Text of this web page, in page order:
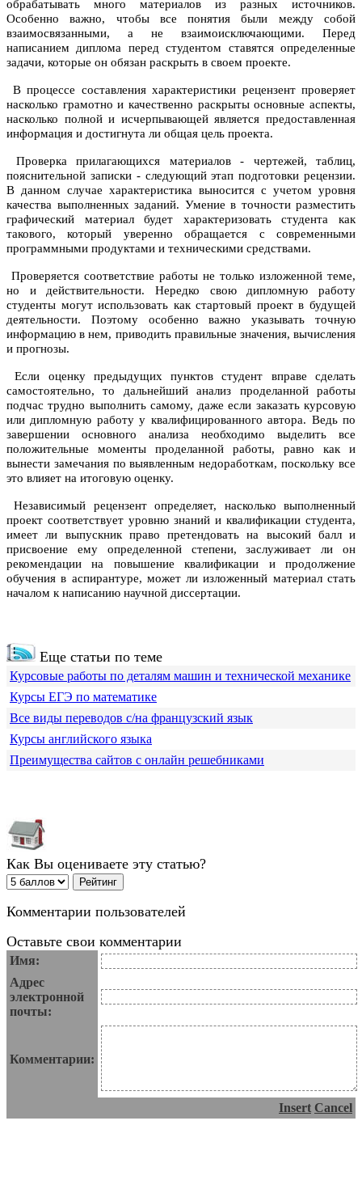
обрабатывать много материалов из разных источников.
Особенно важно, чтобы все понятия были между собой
взаимосвязанными, а не взаимоисключающими. Перед
написанием диплома перед студентом ставятся определенные
задачи, которые он обязан раскрыть в своем проекте.
В процессе составления характеристики рецензент проверяет
насколько грамотно и качественно раскрыты основные аспекты,
насколько полной и исчерпывающей является предоставленная
информация и достигнута ли общая цель проекта.
Проверка прилагающихся материалов - чертежей, таблиц,
пояснительной записки - следующий этап подготовки рецензии.
В данном случае характеристика выносится с учетом уровня
качества выполненных заданий. Умение в точности разместить
графический материал будет характеризовать студента как
такового, который уверенно обращается с современными
программными продуктами и техническими средствами.
Проверяется соответствие работы не только изложенной теме,
но и действительности. Нередко свою дипломную работу
студенты могут использовать как стартовый проект в будущей
деятельности. Поэтому особенно важно указывать точную
информацию в нем, приводить правильные значения, вычисления
и прогнозы.
Если оценку предыдущих пунктов студент вправе сделать
самостоятельно, то дальнейший анализ проделанной работы
подчас трудно выполнить самому, даже если заказать курсовую
или дипломную работу у квалифицированного автора. Ведь по
завершении основного анализа необходимо выделить все
положительные моменты проделанной работы, равно как и
вынести замечания по выявленным недоработкам, поскольку все
это влияет на итоговую оценку.
Независимый рецензент определяет, насколько выполненный
проект соответствует уровню знаний и квалификации студента,
имеет ли выпускник право претендовать на высокий балл и
присвоение ему определенной степени, заслуживает ли он
рекомендации на повышение квалификации и продолжение
обучения в аспирантуре, может ли изложенный материал стать
началом к написанию научной диссертации.
Еще статьи по теме
Курсовые работы по деталям машин и технической механике
Курсы ЕГЭ по математике
Все виды переводов с/на французский язык
Курсы английского языка
Преимущества сайтов с онлайн решебниками
Как Вы оцениваете эту статью?
Комментарии пользователей
Оставьте свои комментарии
Имя:
Адрес
электронной
почты:
Комментарии:
Insert Cancel